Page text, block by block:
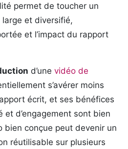
permet de toucher un
et diversifié,
et l’impact du rapport
d’une vidéo de
s’avérer moins
écrit, et ses bénéfices
et d’engagement sont bien
bien conçue peut devenir un
réutilisable sur plusieurs